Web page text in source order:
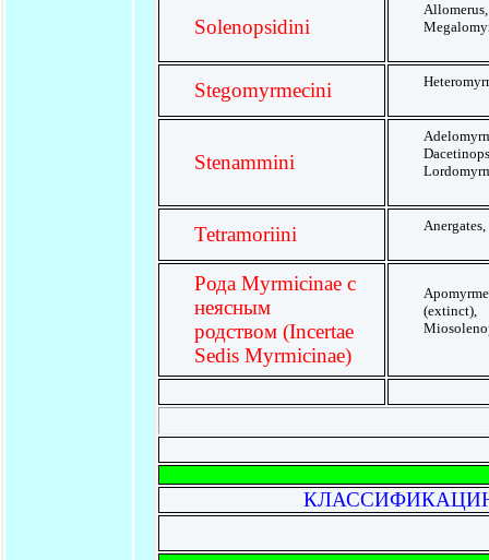
Solenopsidini
Stegomyrmecini
Stenammini
Tetramoriini
Рода Myrmicinae с
неясным
родством (Incertae
Sedis Myrmicinae)
(extinct),